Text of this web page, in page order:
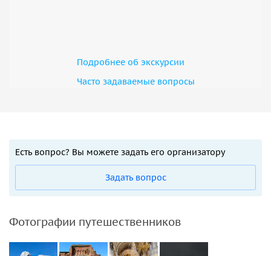
• Эта экскурсия будет организована для сборных групп в
• Экскурсии проводятся при минимальном количестве 8
• Для компаний с детьми дошкольного возраста
рекомендованы варианты индивидуальных экскурсий.
ОПЛАТА: производится исполнителю до экскурсии. На
На e-mail будет направлен счет. Счет выставляется через
систему безопасных интернет-платежей WEBPAY
(принимает росс.карты мир без комиссии)
Подробнее об экскурсии
Часто задаваемые вопросы
Есть вопрос? Вы можете задать его организатору
Задать вопрос
Фотографии путешественников